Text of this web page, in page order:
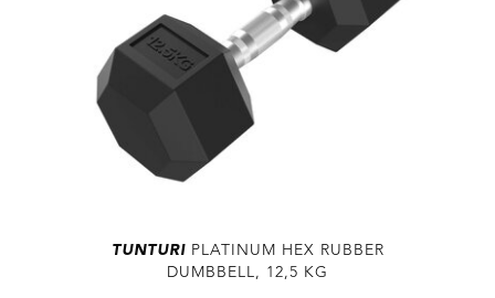
TUNTURIPLATINUM HEX RUBBER
DUMBBELL, 12,5 KG